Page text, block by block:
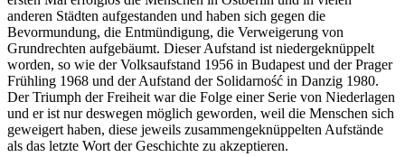
anderen Städten aufgestanden und haben sich gegen die
Bevormundung, die Entmündigung, die Verweigerung von
Grundrechten aufgebäumt. Dieser Aufstand ist niedergeknüppelt
worden, so wie der Volksaufstand 1956 in Budapest und der Prager
Frühling 1968 und der Aufstand der Solidarność in Danzig 1980.
Der Triumph der Freiheit war die Folge einer Serie von Niederlagen
und er ist nur deswegen möglich geworden, weil die Menschen sich
geweigert haben, diese jeweils zusammengeknüppelten Aufstände
als das letzte Wort der Geschichte zu akzeptieren.